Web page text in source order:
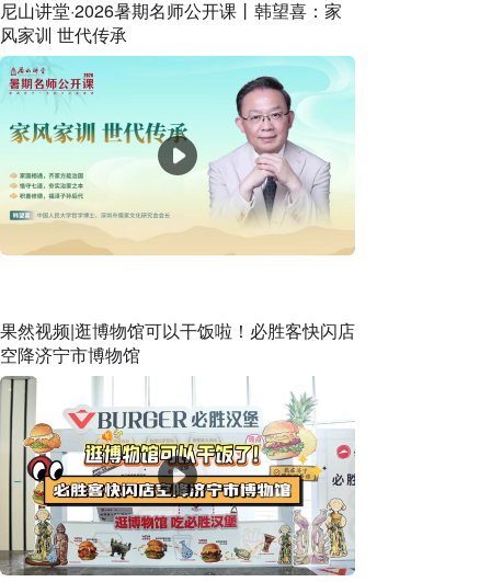
尼山讲堂·2026暑期名师公开课丨韩望喜：家
风家训 世代传承
果然视频|逛博物馆可以干饭啦！必胜客快闪店
空降济宁市博物馆